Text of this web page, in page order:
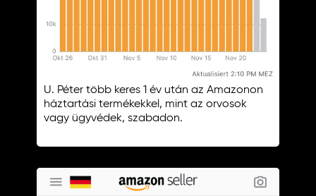
U. Péter több keres 1 év után az Amazonon
háztartási termékekkel, mint az orvosok
vagy ügyvédek, szabadon.